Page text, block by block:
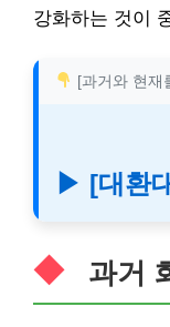
강화하는 것이
[과거와 현재
▶ [대환
과거